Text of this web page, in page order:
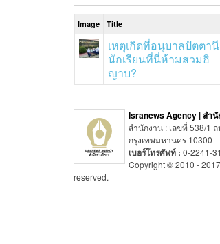
Image Title
เหตุเกิดที่อนุบาลปัตตานี
นักเรียนที่นี่ห้ามสวมฮิ
ญาบ?